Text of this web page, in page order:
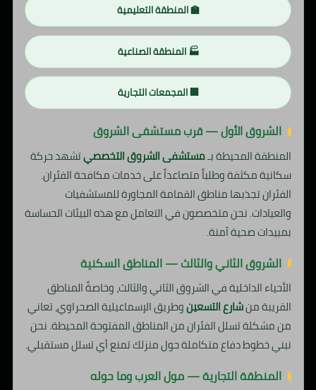
🏫 المنطقة التعليمية
🏭 المنطقة الصناعية
🏢 المجمعات التجارية
الشروق الأول — قرب مستشفى الشروق
المنطقة المحيطة بـمستشفى الشروق التخصصيتشهد حركة
سكانية مكثفة وطلباً متصاعداً على خدمات مكافحة الفئران.
الفئران تجذبها مناطق القمامة المجاورة للمستشفيات
والعيادات. نحن متخصصون في التعامل مع هذه البيئات الحساسة
بمبيدات صحية آمنة.
الشروق الثاني والثالث — المناطق السكنية
الأحياء الداخلية في الشروق الثاني والثالث، وخاصةً المناطق
القريبة منشارع التسعينوطريق الإسماعيلية الصحراوي، تعاني
من مشكلة تسلل الفئران من المناطق المفتوحة المحيطة. نحن
نبني خطوط دفاع متكاملة حول منزلك تمنع أي تسلل مستقبلي.
المنطقة التجارية — مول العرب وما حوله